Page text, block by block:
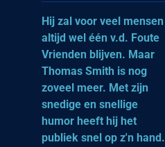
Hij zal voor veel mensen
altijd wel één v.d. Foute
Vrienden blijven. Maar
Thomas Smith is nog
zoveel meer. Met zijn
snedige en snellige
humor heeft hij het
publiek snel op z'n hand.